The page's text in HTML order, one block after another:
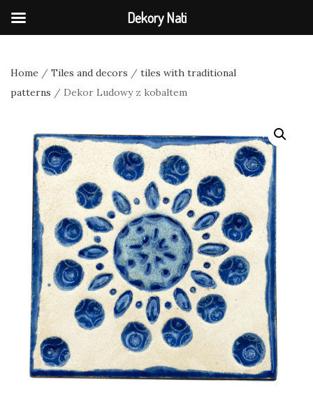
Home / Tiles and decors / tiles with traditional
patterns / Dekor Ludowy z kobaltem
Dekory Nati